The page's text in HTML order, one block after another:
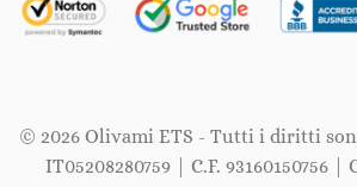
© 2026 Olivami ETS - Tutti i diritti
IT05208280759 | C.F. 93160150756 |